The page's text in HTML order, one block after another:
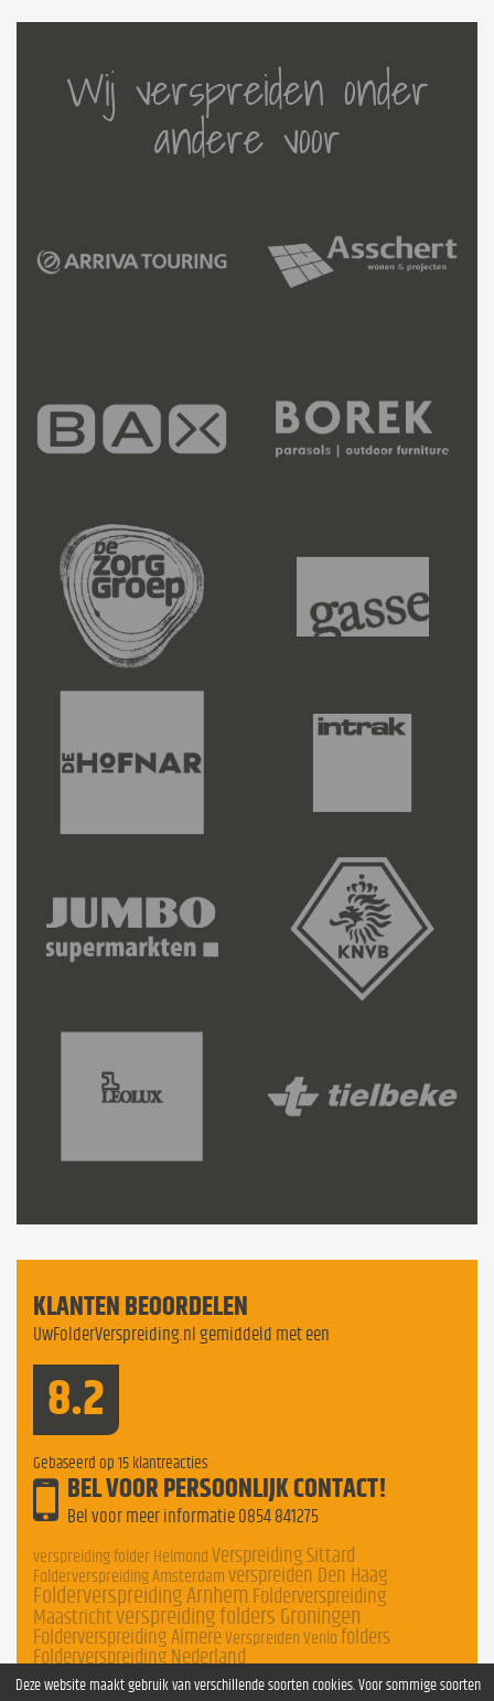
Wij verspreiden onder
andere voor
KLANTEN BEOORDELEN
UwFolderVerspreiding.nl gemiddeld met een
8.2
Gebaseerd op 15 klantreacties
BEL VOOR PERSOONLIJK CONTACT!
Bel voor meer informatie 0854 841275
verspreiding folder Helmond Verspreiding Sittard
Folderverspreiding Amsterdam verspreiden Den Haag
Folderverspreiding Arnhem Folderverspreiding
Maastricht verspreiding folders Groningen
Folderverspreiding Almere Verspreiden Venlo folders
Folderverspreiding Nederland
Deze website maakt gebruik van verschillende soorten cookies. Voor sommige soorten